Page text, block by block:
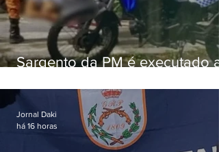
Sargento da PM é executado a
em Vaz Lobo
Jornal Daki
há 16 horas